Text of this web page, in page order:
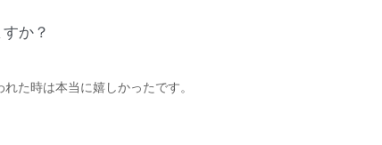
か？
た時は本当に嬉しかったです。